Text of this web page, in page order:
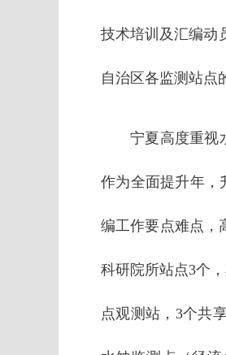
技术培训及汇编动
自治区各监测站点
宁夏高度重视
作为全面提升年，
编工作要点难点，
科研院所站点3个
点观测站，3个共